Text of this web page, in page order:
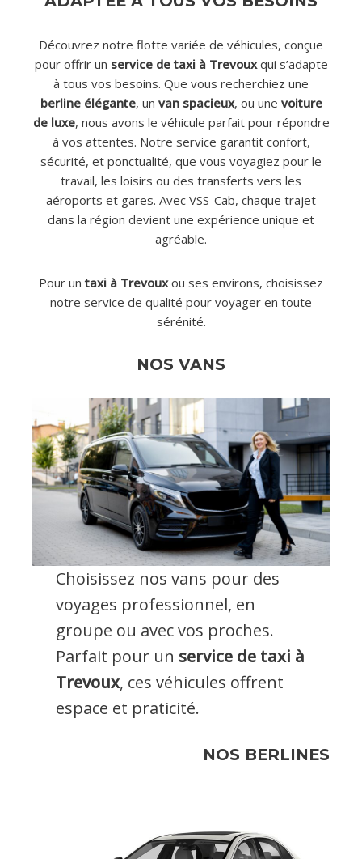
Découvrez notre flotte variée de véhicules, conçue
pour offrir un service de taxi à Trevouxqui s’adapte
à tous vos besoins. Que vous recherchiez une
berline élégante, un van spacieux, ou une voiture
de luxe, nous avons le véhicule parfait pour répondre
à vos attentes. Notre service garantit confort,
sécurité, et ponctualité, que vous voyagiez pour le
travail, les loisirs ou des transferts vers les
aéroports et gares. Avec VSS-Cab, chaque trajet
dans la région devient une expérience unique et
agréable.
Pour untaxi à Trevouxou ses environs, choisissez
notre service de qualité pour voyager en toute
sérénité.
NOS VANS
Choisissez nos vans pour des
voyages professionnel, en
groupe ou avec vos proches.
Parfait pour un service de taxi à
Trevoux, ces véhicules offrent
espace et praticité.
NOS BERLINES